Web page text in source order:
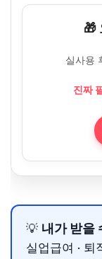
🎁
실사용
진짜
💡 내가 받을
실업급여 · 퇴